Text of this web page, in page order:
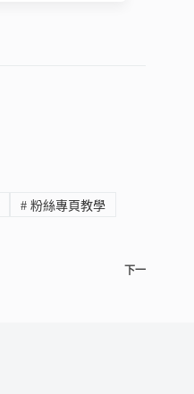
# 粉絲專頁教學
下一